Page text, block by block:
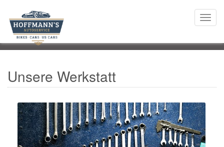
Unsere Werkstatt